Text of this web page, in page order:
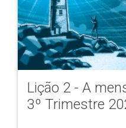
Lição 2 - A
3º Trimestre